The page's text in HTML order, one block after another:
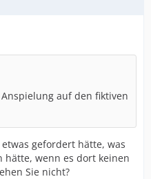
auf den fiktiven
etwas gefordert hätte, was
hätte, wenn es dort keinen
Sie nicht?